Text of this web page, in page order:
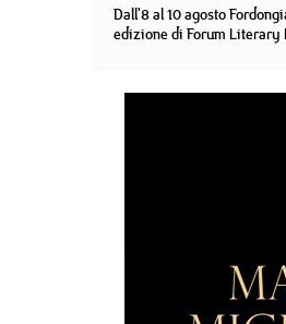
Dall'8 al 10 agosto
edizione di Forum Literary